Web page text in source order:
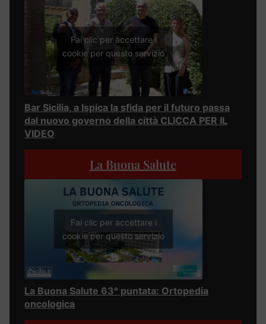
Fai clic per accettare i
cookie per questo servizio
Bar Sicilia, a Ispica la sfida per il futuro passa
dal nuovo governo della città CLICCA PER IL
VIDEO
La Buona Salute
Fai clic per accettare i
cookie per questo servizio
La Buona Salute 63° puntata: Ortopedia
oncologica